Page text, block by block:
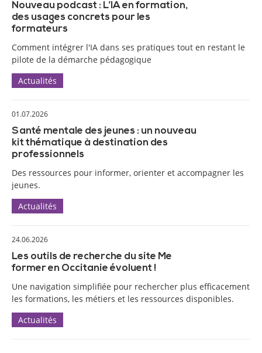
Nouveau podcast : L’IA en formation,
des usages concrets pour les
formateurs
Comment intégrer l'IA dans ses pratiques tout en restant le
pilote de la démarche pédagogique
Actualités
01.07.2026
Santé mentale des jeunes : un nouveau
kit thématique à destination des
professionnels
Des ressources pour informer, orienter et accompagner les
jeunes.
Actualités
24.06.2026
Les outils de recherche du site Me
former en Occitanie évoluent !
Une navigation simplifiée pour rechercher plus efficacement
les formations, les métiers et les ressources disponibles.
Actualités